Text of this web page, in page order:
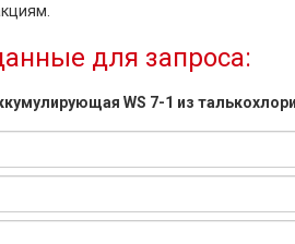
для запроса:
WS 7-1 из